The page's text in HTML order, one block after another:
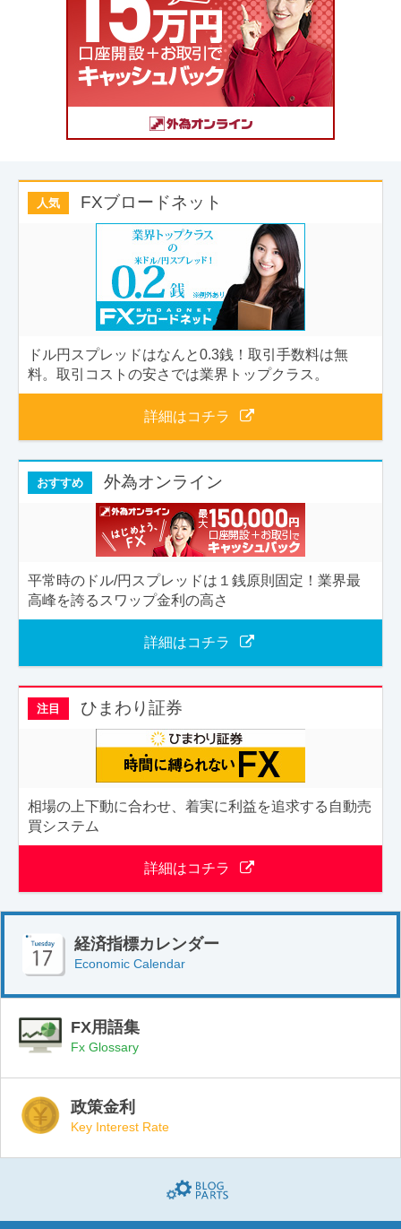
人気 FXブロードネット
ドル円スプレッドはなんと0.3銭！取引手数料は無
料。取引コストの安さでは業界トップクラス。
詳細はコチラ
おすすめ 外為オンライン
平常時のドル/円スプレッドは１銭原則固定！業界最
高峰を誇るスワップ金利の高さ
詳細はコチラ
注目 ひまわり証券
相場の上下動に合わせ、着実に利益を追求する自動売
買システム
詳細はコチラ
経済指標カレンダー
Economic Calendar
FX用語集
Fx Glossary
政策金利
Key Interest Rate